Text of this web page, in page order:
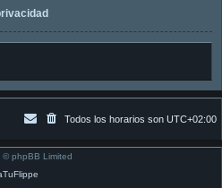
Todos los horarios son UTC+02:00
© phpBB Limited